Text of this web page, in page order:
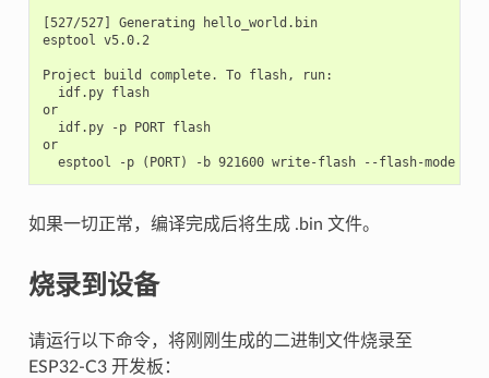
[527/527] Generating hello_world.bin
esptool v5.0.2
Project build complete. To flash, run:
  idf.py flash
or
  idf.py -p PORT flash
or
如果一切正常，编译完成后将生成 .bin 文件。
烧录到设备
请运行以下命令，将刚刚生成的二进制文件烧录至
ESP32-C3 开发板：